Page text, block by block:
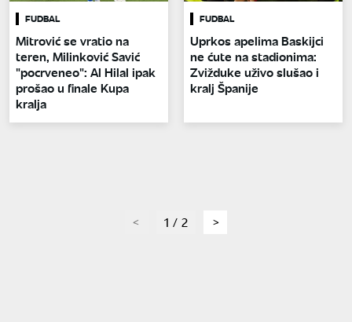
FUDBAL
Mitrović se vratio na
teren, Milinković Savić
"pocrveneo": Al Hilal ipak
prošao u finale Kupa
kralja
FUDBAL
Uprkos apelima Baskijci
ne ćute na stadionima:
Zvižduke uživo slušao i
kralj Španije
page1 / 2 page